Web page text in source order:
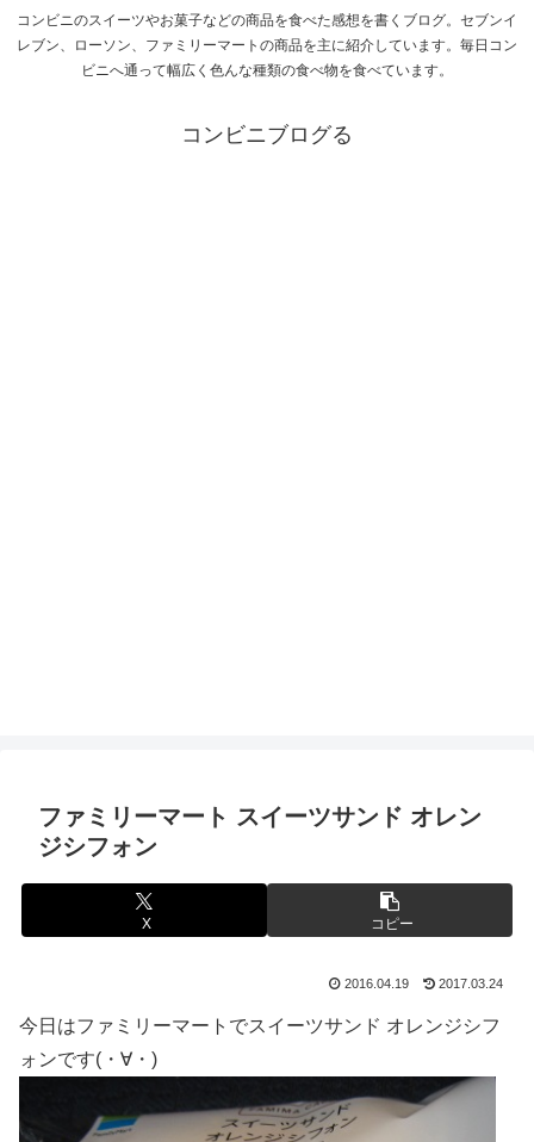
コンビニのスイーツやお菓子などの商品を食べた感想を書くブログ。セブンイ
レブン、ローソン、ファミリーマートの商品を主に紹介しています。毎日コン
ビニへ通って幅広く色んな種類の食べ物を食べています。
コンビニブログる
ファミリーマート スイーツサンド オレン
ジシフォン
X コピー
2016.04.19 2017.03.24
今日はファミリーマートでスイーツサンド オレンジシフ
ォンです(・∀・)